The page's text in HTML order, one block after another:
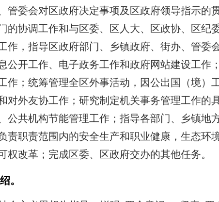
管委会对区政府决定事项及区政府领导指示的
的协调工作和与区委、区人大、区政协、区纪
作，指导区政府部门、乡镇政府、街办、管委
公开工作、电子政务工作和政府网站建设工作
作；统筹管理全区外事活动，因公出国（境）
对外友协工作；研究制定机关事务管理工作的
公共机构节能管理工作；指导各部门、乡镇地
责职责范围内的安全生产和职业健康，生态环
改革；完成区委、区政府交办的其他任务。
。